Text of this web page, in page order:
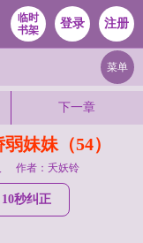
临时
书架
登录 注册
菜单
下一章
妹妹（54）
作者：夭妖铃
10秒纠正